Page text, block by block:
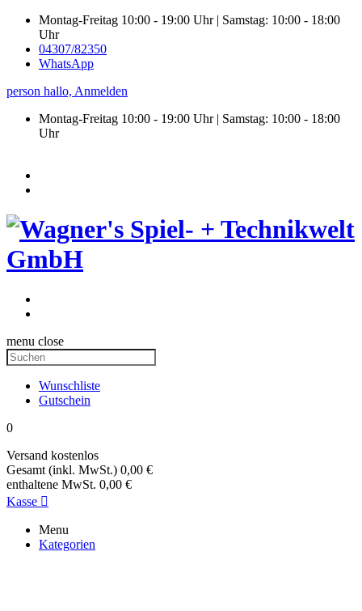
Montag-Freitag 10:00 - 19:00 Uhr | Samstag: 10:00 - 18:00
Uhr
04307/82350
WhatsApp
person hallo, Anmelden
Montag-Freitag 10:00 - 19:00 Uhr | Samstag: 10:00 - 18:00
Uhr
menu close
Wunschliste
Gutschein
0
Versand kostenlos
Gesamt (inkl. MwSt.) 0,00 €
enthaltene MwSt. 0,00 €
Kasse 
Menu
Kategorien